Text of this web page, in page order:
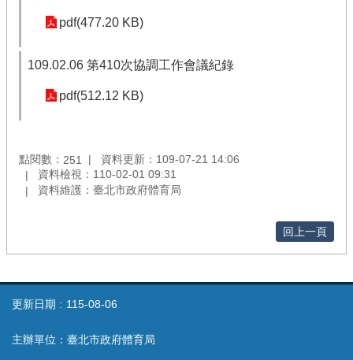
pdf(477.20 KB)
109.02.06 第410次協調工作會議紀錄
pdf(512.12 KB)
點閱數： 251
資料更新：109-07-21 14:06
資料檢視：110-02-01 09:31
資料維護：臺北市政府體育局
回上一頁
更新日期 115-08-06
主辦單位：臺北市政府體育局